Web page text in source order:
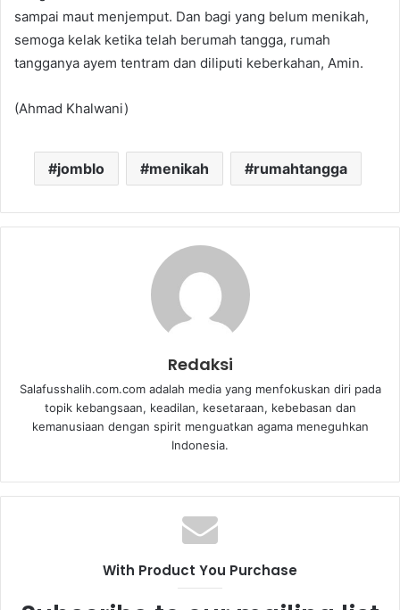
sampai maut menjemput. Dan bagi yang belum menikah,
semoga kelak ketika telah berumah tangga, rumah
tangganya ayem tentram dan diliputi keberkahan, Amin.
(Ahmad Khalwani)
jomblo menikah rumahtangga
Redaksi
Salafusshalih.com.com adalah media yang menfokuskan diri pada
topik kebangsaan, keadilan, kesetaraan, kebebasan dan
kemanusiaan dengan spirit menguatkan agama meneguhkan
Indonesia.
With Product You Purchase